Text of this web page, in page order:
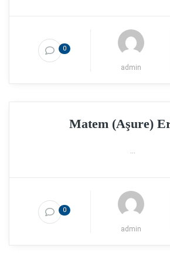
0
admin
Matem (Aşure)
...
0
admin